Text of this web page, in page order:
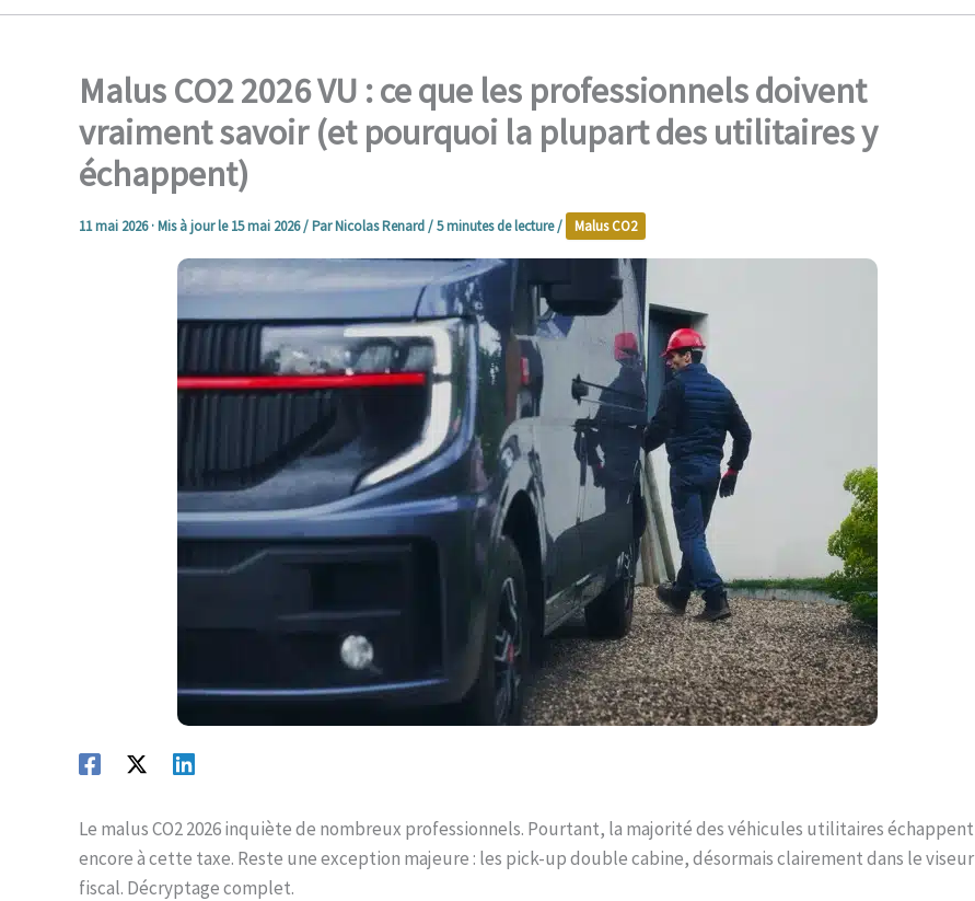
Malus CO2 2026 VU : ce que les professionnels doivent
vraiment savoir (et pourquoi la plupart des utilitaires y
échappent)
11 mai 2026· Mis à jour le15 mai 2026/ ParNicolas Renard/5 minutes de lecture/ Malus CO2
Le malus CO2 2026 inquiète de nombreux professionnels. Pourtant, la majorité des véhicules utilitaires échappent
encore à cette taxe. Reste une exception majeure : les pick-up double cabine, désormais clairement dans le viseur
fiscal. Décryptage complet.